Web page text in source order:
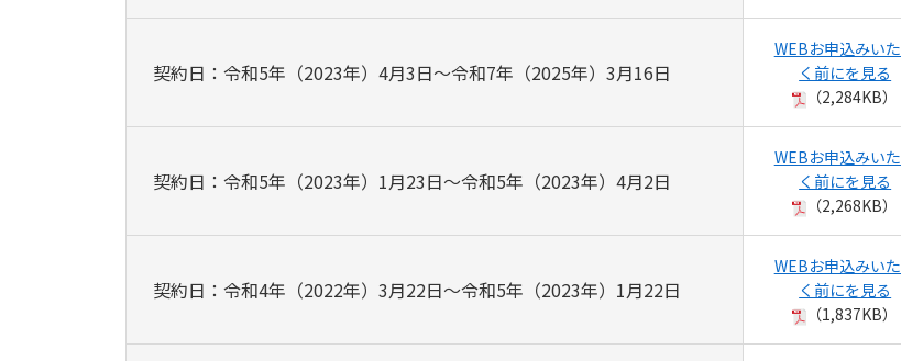
契約日：令和5年（2023年）4月3日～令和7年（2025年）3月16日
WEBお申込みい
く前にを見る
（2,284KB）
契約日：令和5年（2023年）1月23日～令和5年（2023年）4月2日
WEBお申込みい
く前にを見る
（2,268KB）
契約日：令和4年（2022年）3月22日～令和5年（2023年）1月22日
WEBお申込みい
く前にを見る
（1,837KB）